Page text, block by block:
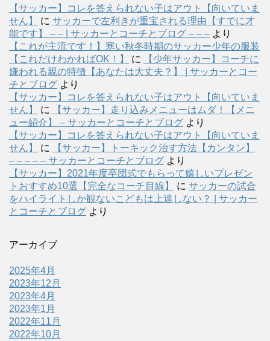
【サッカー】コレを答えられない子はアウト【向いていま
せん】
に サッカーで左利きが重宝される理由【すでに才
能です】 – – | サッカーとコーチとブログ – – – より
【これが主流です！】寒い秋冬時期のサッカー少年の服装
【これだけわかればOK！】
に
【少年サッカー】コーチに
嫌われる親の特徴【あなたは大丈夫？】 | サッカーとコー
チとブログ より
【サッカー】コレを答えられない子はアウト【向いていま
せん】
に
【サッカー】走り込みメニューはムダ！【メニ
ュー紹介】 – サッカーとコーチとブログ より
【サッカー】コレを答えられない子はアウト【向いていま
せん】
に
【サッカー】トーキック治す方法【カンタン】
– – – – – サッカーとコーチとブログ より
【サッカー】2021年度卒団式でもらって嬉しいプレゼン
トおすすめ10選【完全なコーチ目線】
に サッカーの試合
をハイライトしか観ないこどもは上達しない？ | サッカー
とコーチとブログ より
アーカイブ
2025年4月
2023年12月
2023年4月
2023年1月
2022年11月
2022年10月